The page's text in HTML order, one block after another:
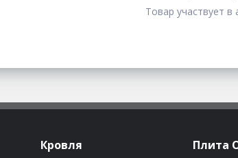
Товар участвует в
Кровля
Плита